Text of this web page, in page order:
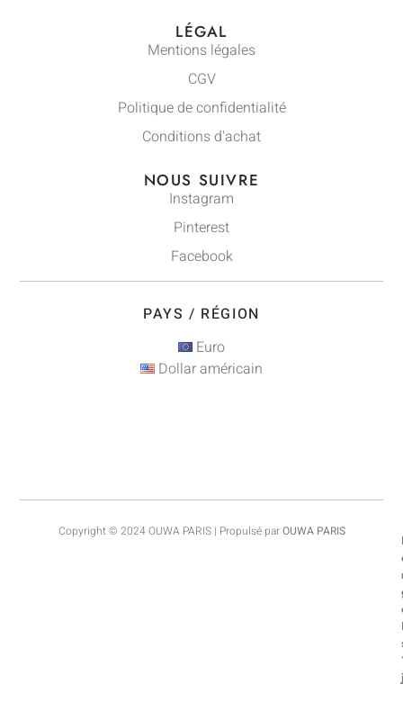
LÉGAL
Mentions légales
CGV
Politique de confidentialité
Conditions d'achat
NOUS SUIVRE
Instagram
Pinterest
Facebook
PAYS / RÉGION
Euro
Dollar américain
Copyright © 2024 OUWA PARIS | Propulsé parOUWA PARIS